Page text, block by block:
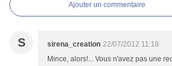
Ajouter un commentaire
S sirena_creation 22/07/2012 11:18
Mince, alors!... Vous n'avez pas une